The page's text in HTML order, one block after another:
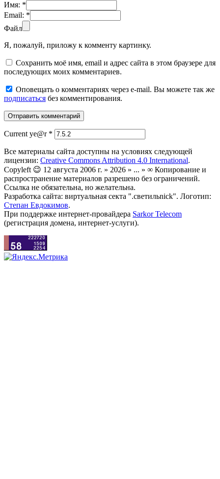
Имя: *
Email: *
Файл
Я, пожалуй, приложу к комменту картинку.
Сохранить моё имя, email и адрес сайта в этом браузере для
последующих моих комментариев.
Оповещать о комментариях через e-mail. Вы можете так же
подписаться без комментирования.
Current ye@r *
Все материалы сайта доступны на условиях следующей
лицензии: Creative Commons Attribution 4.0 International.
Copyleft 😉 12 августа 2006 г. » 2026 » ... » ∞ Копирование и
распространение материалов разрешено без ограничений.
Ссылка не обязательна, но желательна.
Разработка сайта: виртуальная секта ".светильnick". Логотип:
Степан Евдокимов.
При поддержке интернет-провайдера Sarkor Telecom
(регистрация домена, интернет-услуги).